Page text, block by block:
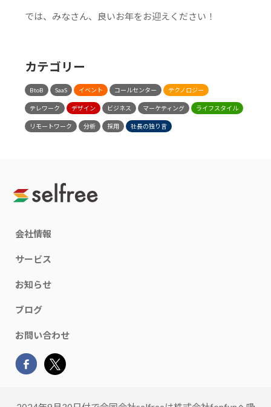
では、みなさん、良いお年をお迎えください！
カテゴリー
BtoB SaaS イベント コールセンター テクノロジー
テレワーク デザイン ビジネス マーケティング ライフスタイル
リモートワーク 分析 採用 社長の独り言
会社情報
サービス
お知らせ
ブログ
お問い合わせ